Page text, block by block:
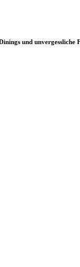
und unvergessliche